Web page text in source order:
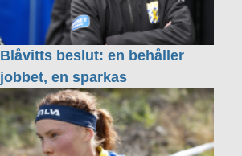
Blåvitts beslut: en behåller
jobbet, en sparkas